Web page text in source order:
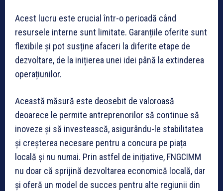
Acest lucru este crucial într-o perioadă când
resursele interne sunt limitate. Garanțiile oferite sunt
flexibile și pot susține afaceri la diferite etape de
dezvoltare, de la inițierea unei idei până la extinderea
operațiunilor.
Această măsură este deosebit de valoroasă
deoarece le permite antreprenorilor să continue să
inoveze și să investească, asigurându-le stabilitatea
și creșterea necesare pentru a concura pe piața
locală și nu numai. Prin astfel de inițiative, FNGCIMM
nu doar că sprijină dezvoltarea economică locală, dar
și oferă un model de succes pentru alte regiunii din